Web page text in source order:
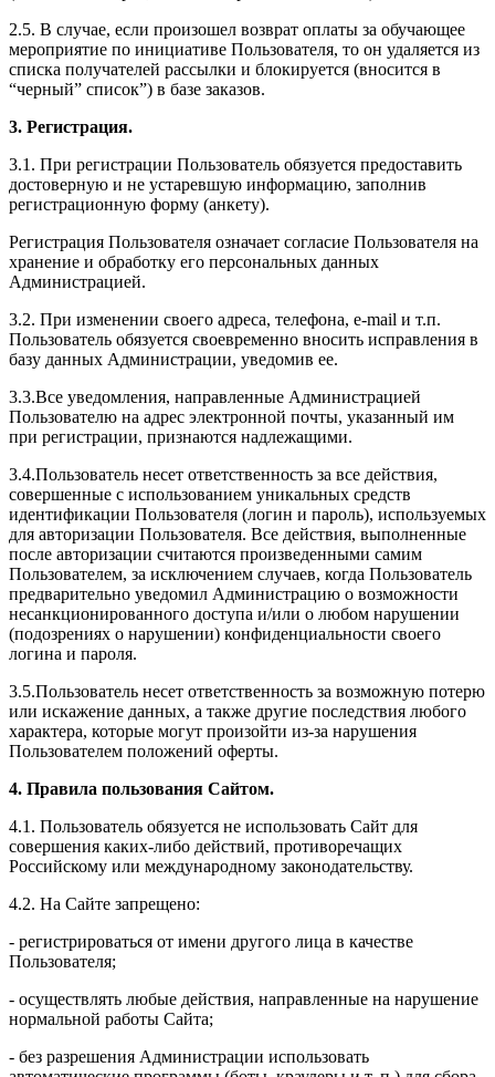
2.5. В случае, если произошел возврат оплаты за обучающее
мероприятие по инициативе Пользователя, то он удаляется из
списка получателей рассылки и блокируется (вносится в
“черный” список”) в базе заказов.
3. Регистрация.
3.1. При регистрации Пользователь обязуется предоставить
достоверную и не устаревшую информацию, заполнив
регистрационную форму (анкету).
Регистрация Пользователя означает согласие Пользователя на
хранение и обработку его персональных данных
Администрацией.
3.2. При изменении своего адреса, телефона, e-mail и т.п.
Пользователь обязуется своевременно вносить исправления в
базу данных Администрации, уведомив ее.
3.3.Все уведомления, направленные Администрацией
Пользователю на адрес электронной почты, указанный им
при регистрации, признаются надлежащими.
3.4.Пользователь несет ответственность за все действия,
совершенные с использованием уникальных средств
идентификации Пользователя (логин и пароль), используемых
для авторизации Пользователя. Все действия, выполненные
после авторизации считаются произведенными самим
Пользователем, за исключением случаев, когда Пользователь
предварительно уведомил Администрацию о возможности
несанкционированного доступа и/или о любом нарушении
(подозрениях о нарушении) конфиденциальности своего
логина и пароля.
3.5.Пользователь несет ответственность за возможную потерю
или искажение данных, а также другие последствия любого
характера, которые могут произойти из-за нарушения
Пользователем положений оферты.
4. Правила пользования Сайтом.
4.1. Пользователь обязуется не использовать Сайт для
совершения каких-либо действий, противоречащих
Российскому или международному законодательству.
4.2. На Сайте запрещено:
- регистрироваться от имени другого лица в качестве
Пользователя;
- осуществлять любые действия, направленные на нарушение
нормальной работы Сайта;
- без разрешения Администрации использовать